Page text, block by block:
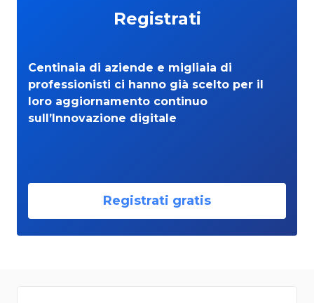
Registrati
Centinaia di aziende e migliaia di
professionisti ci hanno già scelto per il
loro aggiornamento continuo
sull’Innovazione digitale
Registrati gratis